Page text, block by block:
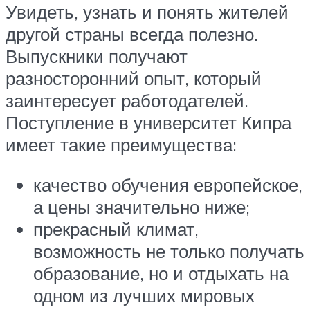
Увидеть, узнать и понять жителей
другой страны всегда полезно.
Выпускники получают
разносторонний опыт, который
заинтересует работодателей.
Поступление в университет Кипра
имеет такие преимущества:
качество обучения европейское,
а цены значительно ниже;
прекрасный климат,
возможность не только получать
образование, но и отдыхать на
одном из лучших мировых